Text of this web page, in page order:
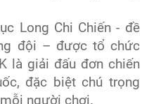
Long Chi Chiến - đề
đội – được tổ chức
là giải đấu đơn chiến
đặc biệt chú trọng
người chơi.